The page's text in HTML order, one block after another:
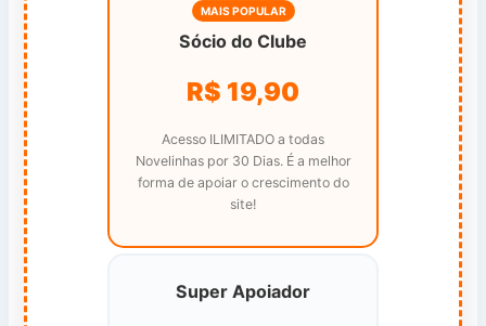
MAIS POPULAR
Sócio do Clube
R$ 19,90
Acesso ILIMITADO a todas
Novelinhas por 30 Dias. É a melhor
forma de apoiar o crescimento do
site!
Super Apoiador